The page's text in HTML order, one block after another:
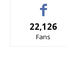
22,126
Fans